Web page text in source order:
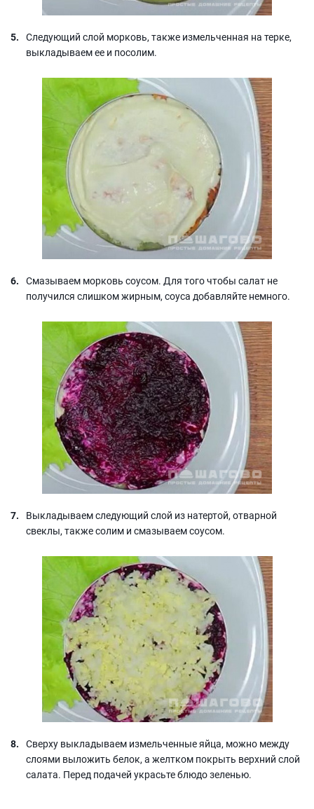
Следующий слой морковь, также измельченная на терке,
выкладываем ее и посолим.
Смазываем морковь соусом. Для того чтобы салат не
получился слишком жирным, соуса добавляйте немного.
Выкладываем следующий слой из натертой, отварной
свеклы, также солим и смазываем соусом.
Сверху выкладываем измельченные яйца, можно между
слоями выложить белок, а желтком покрыть верхний слой
салата. Перед подачей украсьте блюдо зеленью.